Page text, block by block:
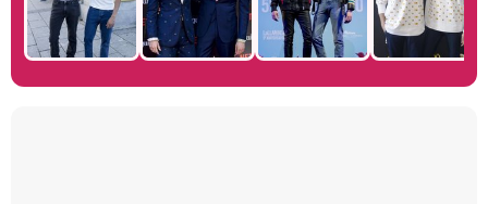
Manu Baqueiro: "Tuve como referente a Bruce Willis en 'Luz de Luna' para mi trabajo en la serie 'Perdiendo el juicio'"